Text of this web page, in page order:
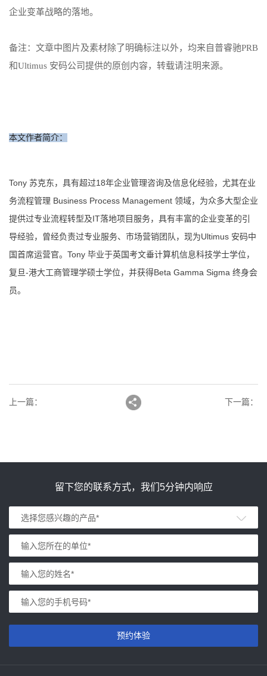
企业变革战略的落地。
备注：文章中图片及素材除了明确标注以外，均来自普睿驰PRB
和Ultimus 安码公司提供的原创内容，转载请注明来源。
本文作者简介：
Tony 苏克东，具有超过18年企业管理咨询及信息化经验，尤其在业
务流程管理 Business Process Management 领域，为众多大型企业
提供过专业流程转型及IT落地项目服务，具有丰富的企业变革的引
导经验，曾经负责过专业服务、市场营销团队，现为Ultimus 安码中
国首席运营官。Tony 毕业于英国考文垂计算机信息科技学士学位，
复旦-港大工商管理学硕士学位，并获得Beta Gamma Sigma 终身会
员。
上一篇 ： 下一篇 ：
留下您的联系方式，我们5分钟内响应
预约体验